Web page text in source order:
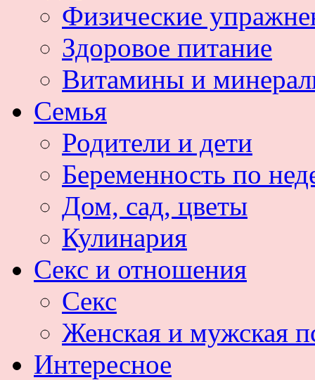
Физические
Здоровое питание
Витамины и
Семья
Родители и дети
Беременность по
Дом, сад, цветы
Кулинария
Секс и отношения
Секс
Женская и мужская
Интересное